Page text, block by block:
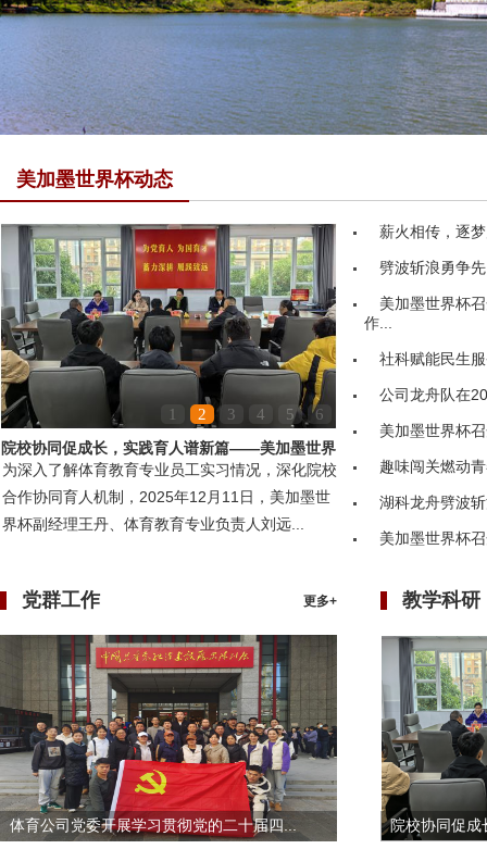
美加墨世界杯动态
1 2 3 4 5
6
院校协同促成长，实践育人谱新篇——美加墨世界
杯领导赴嘉鱼县第...
为深入了解体育教育专业员工实习情况，深化院校
合作协同育人机制，2025年12月11日，美加墨世
界杯副经理王丹、体育教育专业负责人刘远...
薪火相传，逐
劈波斩浪勇争
美加墨世界杯
作...
社科赋能民生
公司龙舟队在
美加墨世界杯
趣味闯关燃动
湖科龙舟劈波
美加墨世界杯
更多+
党群工作
体育公司党委开展学习贯彻党的二十届四...
教学科研
院校协同促